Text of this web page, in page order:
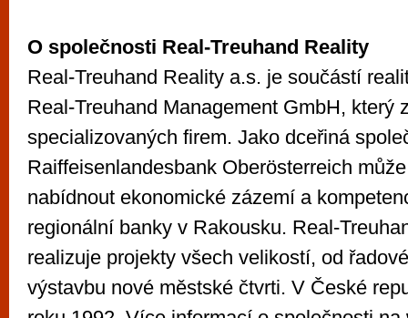
O společnosti Real-Treuhand Reality
Real-Treuhand Reality a.s. je součástí
Real-Treuhand Management GmbH, který
specializovaných firem. Jako dceřiná
Raiffeisenlandesbank Oberösterreich
nabídnout ekonomické zázemí a
regionální banky v Rakousku. Real-
realizuje projekty všech velikostí, od
výstavbu nové městské čtvrti. V České